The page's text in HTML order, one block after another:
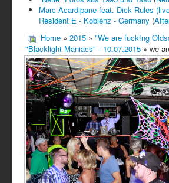
Marc Acardipane feat. Dick Rules
Resident E - Koblenz - Germany (
Home » 2015 » "We are fuck!ng
"Blacklight Maniacs" - 10.07.2015 » we